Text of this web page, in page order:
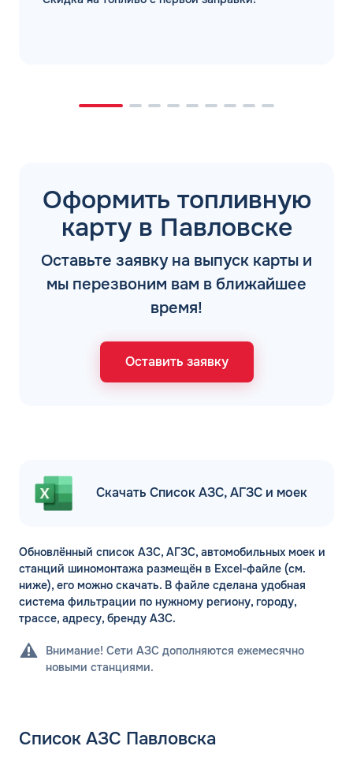
Оформить топливную
карту в Павловске
Оставьте заявку на выпуск карты и
мы перезвоним вам в ближайшее
время!
Оставить заявку
Скачать Список АЗС, АГЗС и моек
Обновлённый список АЗС, АГЗС, автомобильных моек и
станций шиномонтажа размещён в Excel-файле (см.
ниже), его можно скачать. В файле сделана удобная
система фильтрации по нужному региону, городу,
трассе, адресу, бренду АЗС.
Внимание! Сети АЗС дополняются ежемесячно
новыми станциями.
Список АЗС Павловска